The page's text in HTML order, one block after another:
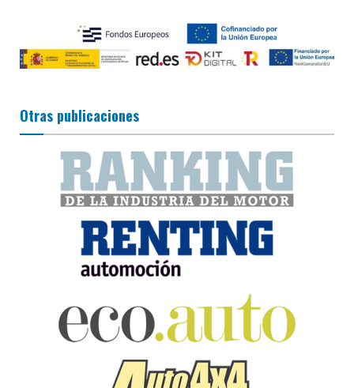
Otras publicaciones